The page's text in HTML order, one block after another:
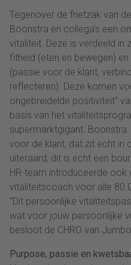
Tegenover de frietzak van
Boonstra en collega’s een
vitaliteit. Deze is verdeeld in
fitheid (eten en bewegen)
(passie voor de klant,
reflecteren). Deze komen
ongebreidelde positiviteit”
basis van het
supermarktgigant.
voor de klant, dat zit echt in
uiteraard; dit is echt een
HR-team introduceerde ook
vitaliteitscoach voor alle
“Dit persoonlijke
wat voor jouw persoonlijke
besloot de CHRO van
Purpose, passie en